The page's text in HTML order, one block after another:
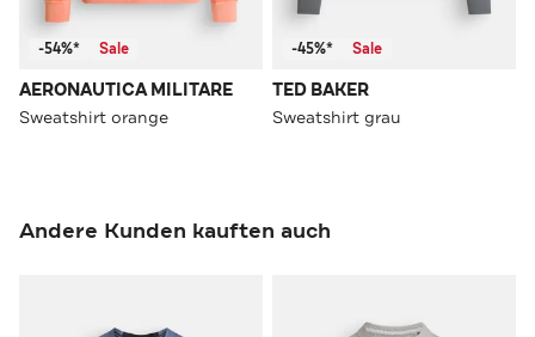
-54%* Sale
AERONAUTICA MILITARE
Sweatshirt orange
-45%* Sale
TED BAKER
Sweatshirt grau
Andere Kunden kauften auch